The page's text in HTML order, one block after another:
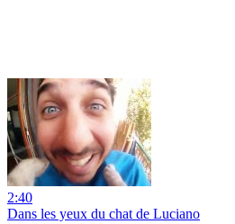
2:40
Dans les yeux du chat de Luciano